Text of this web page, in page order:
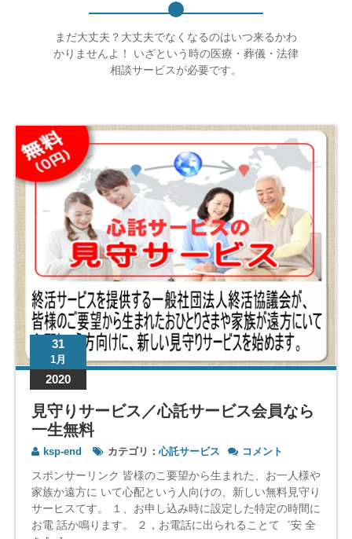
まだ大丈夫？大丈夫でなくなるのはいつ来るかわ
かりませんよ！ いざという時の医療・葬儀・法律
相談サービスが必要です。
31
1月
2020
見守りサービス／心託サービス会員なら
一生無料
ksp-end カテゴリ：心託サービス
見
り
サ
ー
ビ
コメント
スポンサーリンク 皆様のこ要望から生まれた、お一人様や
家族か遠方に いて心配という人向けの、新しい無料見守り
サーヒスてす。 １、お申し込み時に設定した特定の時間に
お電 話か鳴ります。 ２，お電話に出られることて゛安 全